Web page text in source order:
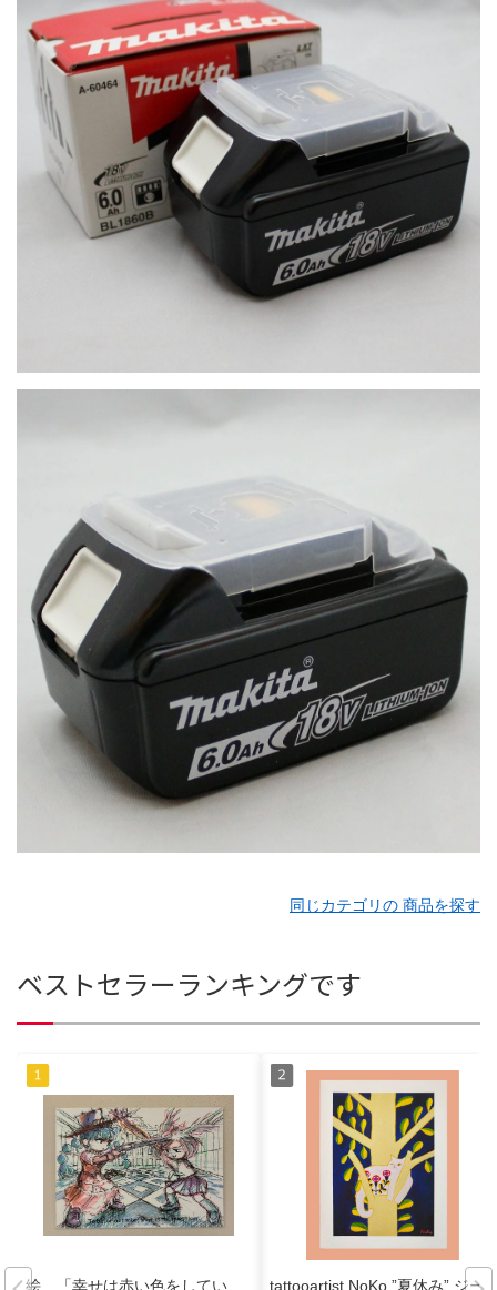
同じカテゴリの 商品を探す
ベストセラーランキングです
絵 「幸せは赤い色をしてい tattooartist NoKo ”夏休み” ジー